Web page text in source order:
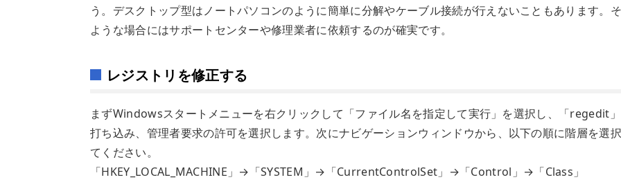
う。デスクトップ型はノートパソコンのように簡単に分解やケーブル接続が行えないこともあります。
ような場合にはサポートセンターや修理業者に依頼するのが確実です。
レジストリを修正する
まずWindowsスタートメニューを右クリックして「ファイル名を指定して実行」を選択し、「regedit
打ち込み、管理者要求の許可を選択します。次にナビゲーションウィンドウから、以下の順に階層を選
てください。
「HKEY_LOCAL_MACHINE」→「SYSTEM」→「CurrentControlSet」→「Control」→「Class」